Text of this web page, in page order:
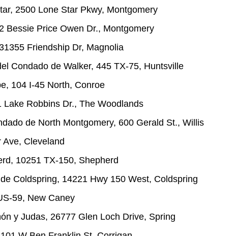
2500 Lone Star Pkwy, Montgomery
Bessie Price Owen Dr., Montgomery
Friendship Dr, Magnolia
Condado de Walker, 445 TX-75, Huntsville
104 I-45 North, Conroe
Robbins Dr., The Woodlands
de North Montgomery, 600 Gerald St., Willis
Cleveland
10251 TX-150, Shepherd
Coldspring, 14221 Hwy 150 West, Coldspring
59, New Caney
y Judas, 26777 Glen Loch Drive, Spring